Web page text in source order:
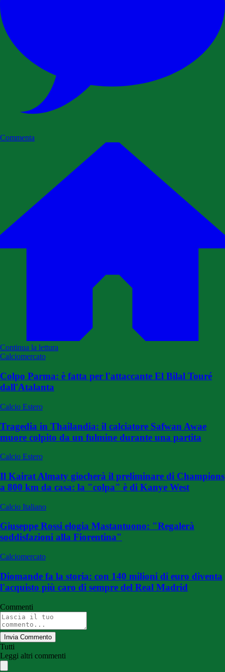
Commenta
Continua la lettura
Calciomercato
Colpo Parma: è fatta per l'attaccante El Bilal Touré
dall'Atalanta
Calcio Estero
Tragedia in Thailandia: il calciatore Safwan Awae
muore colpito da un fulmine durante una partita
Calcio Estero
Il Kairat Almaty giocherà il preliminare di Champions
a 800 km da casa: la "colpa" è di Kanye West
Calcio Italiano
Giuseppe Rossi elogia Mastantuono: "Regalerà
soddisfazioni alla Fiorentina"
Calciomercato
Diomande fa la storia: con 140 milioni di euro diventa
l'acquisto più caro di sempre del Real Madrid
Commenti
Invia Commento
Tutti
Leggi altri commenti